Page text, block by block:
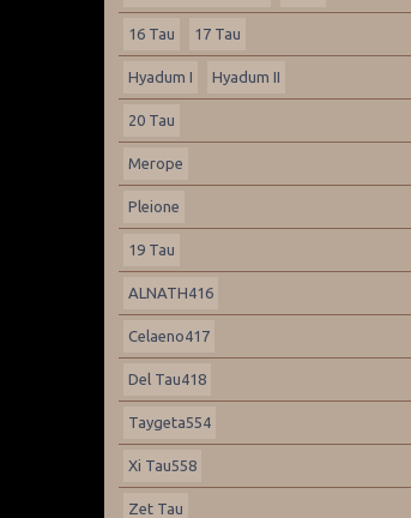
16 Tau 17 Tau
Hyadum I Hyadum II
20 Tau
Merope
Pleione
19 Tau
ALNATH416
Celaeno417
Del Tau418
Taygeta554
Xi Tau558
Zet Tau